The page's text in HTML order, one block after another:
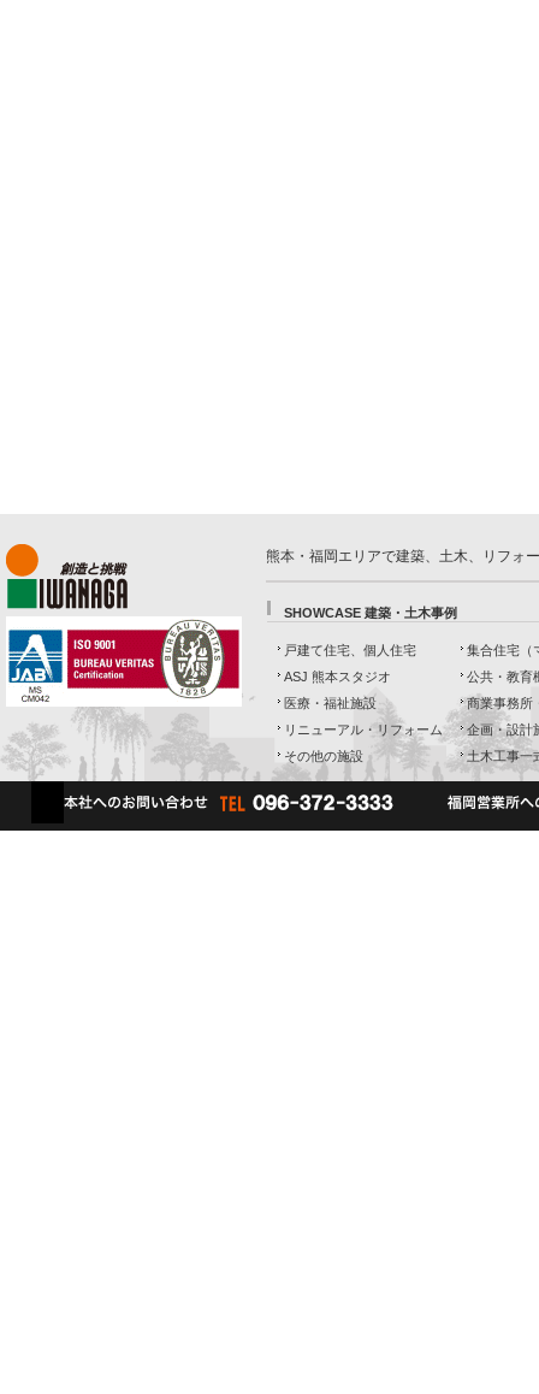
熊本・福岡エリアで建築、土木、リフォ
SHOWCASE 建築・土木事例
戸建て住宅、個人住宅
ASJ 熊本スタジオ
医療・福祉施設
リニューアル・リフォーム
その他の施設
集合住宅（
公共・教育
商業事務所
企画・設計
土木工事一